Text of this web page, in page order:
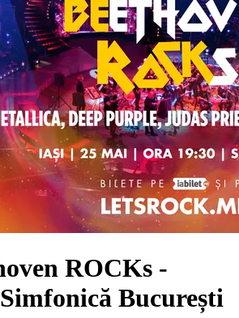
ROCKs -
București